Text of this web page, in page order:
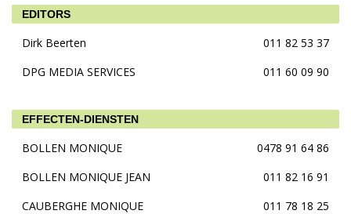
EDITORS
Dirk Beerten
011 82 53 37
DPG MEDIA SERVICES
011 60 09 90
EFFECTEN-DIENSTEN
BOLLEN MONIQUE
0478 91 64 86
BOLLEN MONIQUE JEAN
011 82 16 91
CAUBERGHE MONIQUE
011 78 18 25